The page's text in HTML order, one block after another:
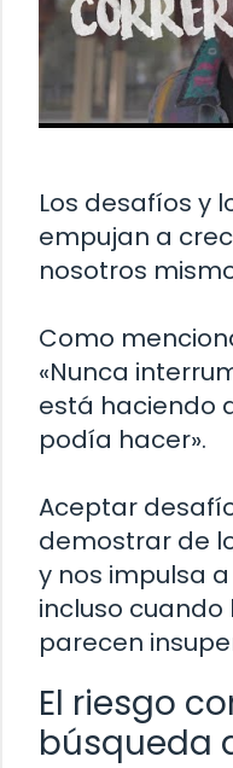
Los desafíos y
empujan a
nosotros
Como
«Nunca
está haciendo
podía hacer».
Aceptar
demostrar de
y nos impulsa
incluso
parecen
El riesgo
búsqueda